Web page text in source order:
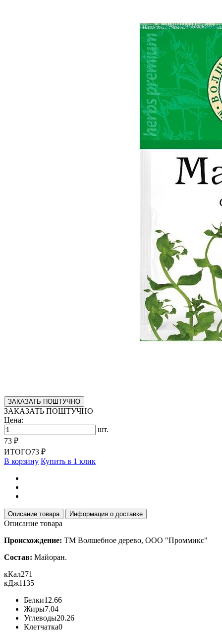
ЗАКАЗАТЬ ПОШТУЧНО
ЗАКАЗАТЬ ПОШТУЧНО
Цена:
шт.
73 ₽
ИТОГО73 ₽
В корзину Купить в 1 клик
Описание товара Информация о доставке
Описание товара
Происхождение: ТМ Волшебное дерево, ООО "Проммикс"
Состав: Майоран.
кКал271
кДж1135
Белки12.66
Жиры7.04
Углеводы20.26
Клетчатка0